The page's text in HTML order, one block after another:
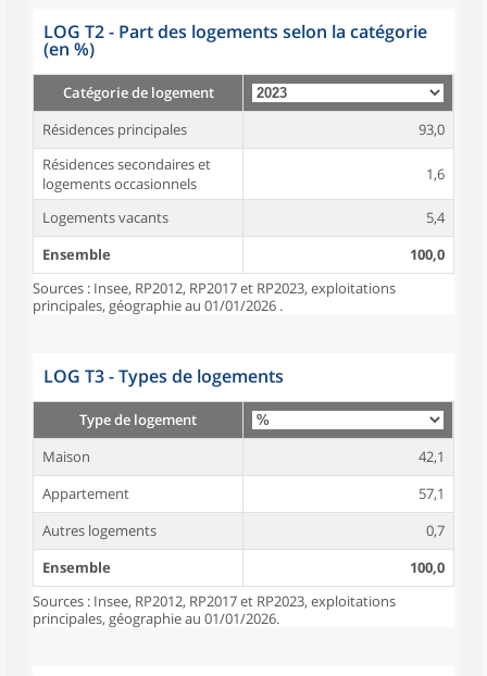
LOG T2 - Part des logements selon la catégorie
(en %)
Catégorie de logement
Résidences principales
93,0
Résidences secondaires et
logements occasionnels
1,6
Logements vacants
5,4
Ensemble
100,0
Sources : Insee, RP2012, RP2017 et RP2023, exploitations
principales, géographie au 01/01/2026 .
LOG T3 - Types de logements
Type de logement
Maison
42,1
Appartement
57,1
Autres logements
0,7
Ensemble
100,0
Sources : Insee, RP2012, RP2017 et RP2023, exploitations
principales, géographie au 01/01/2026.